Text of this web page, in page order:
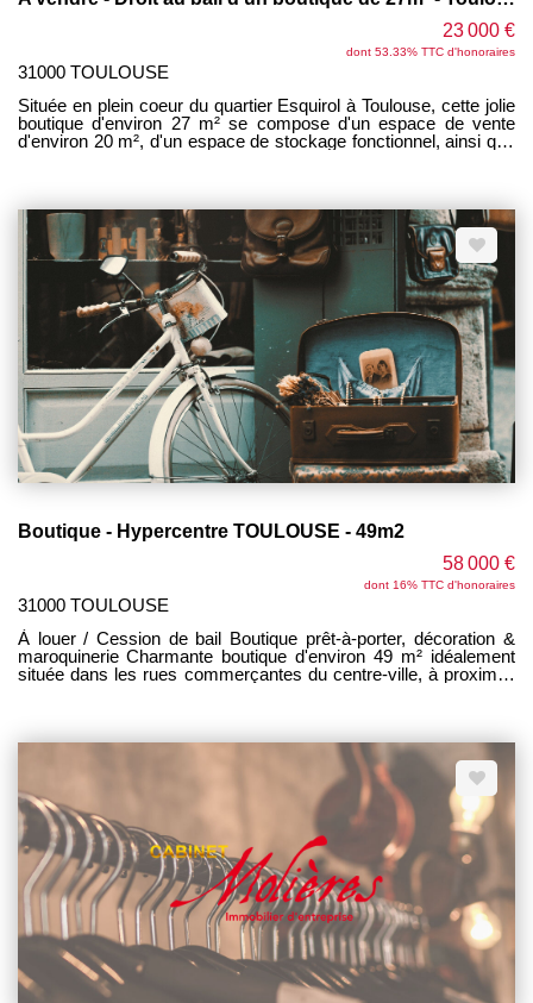
23 000 €
dont 53.33% TTC d'honoraires
31000 TOULOUSE
Située en plein coeur du quartier Esquirol à Toulouse, cette jolie
boutique d'environ 27 m² se compose d'un espace de vente
d'environ 20 m², d'un espace de stockage fonctionnel, ainsi que
nombreuses activités : prêt-à-porter, chaussures, décoration,
fleurs, esthétique ou encore petite restauration sans cuisson et
sans nuisances (type glacier, vente de boissons, ...). Loyer
mensuel 1 196 € charges comprises (incluant la taxe foncière)
Un nouveau bail commercial sera établi.
Boutique - Hypercentre TOULOUSE - 49m2
58 000 €
dont 16% TTC d'honoraires
31000 TOULOUSE
À louer / Cession de bail Boutique prêt-à-porter, décoration &
maroquinerie Charmante boutique d'environ 49 m² idéalement
située dans les rues commerçantes du centre-ville, à proximité
Emplacement recherché avec belle visibilité et fort passage